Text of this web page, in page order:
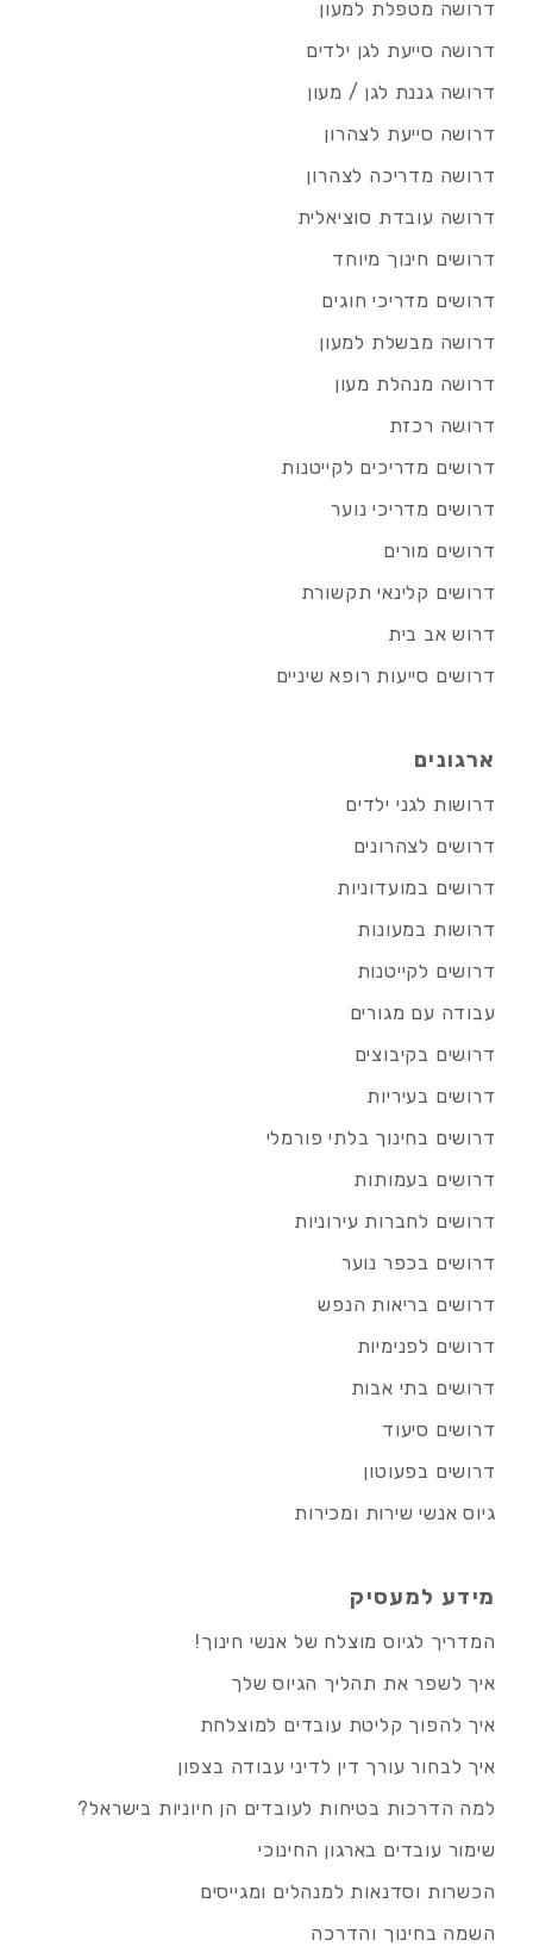
דרושה מטפלת למעון
דרושה סייעת לגן ילדים
דרושה גננת לגן / מעון
דרושה סייעת לצהרון
דרושה מדריכה לצהרון
דרושה עובדת סוציאלית
דרושים חינוך מיוחד
דרושים מדריכי חוגים
דרושה מבשלת למעון
דרושה מנהלת מעון
דרושה רכזת
דרושים מדריכים לקייטנות
דרושים מדריכי נוער
דרושים מורים
דרושים קלינאי תקשורת
דרוש אב בית
דרושים סייעות רופא שיניים
ארגונים
דרושות לגני ילדים
דרושים לצהרונים
דרושים במועדוניות
דרושות במעונות
דרושים לקייטנות
עבודה עם מגורים
דרושים בקיבוצים
דרושים בעיריות
דרושים בחינוך בלתי פורמלי
דרושים בעמותות
דרושים לחברות עירוניות
דרושים בכפר נוער
דרושים בריאות הנפש
דרושים לפנימיות
דרושים בתי אבות
דרושים סיעוד
דרושים בפעוטון
גיוס אנשי שירות ומכירות
מידע למעסיק
המדריך לגיוס מוצלח של אנשי חינוך!
איך לשפר את תהליך הגיוס שלך
איך להפוך קליטת עובדים למוצלחת
איך לבחור עורך דין לדיני עבודה בצפון
למה הדרכות בטיחות לעובדים הן חיוניות בישראל?
שימור עובדים בארגון החינוכי
הכשרות וסדנאות למנהלים ומגייסים
השמה בחינוך והדרכה